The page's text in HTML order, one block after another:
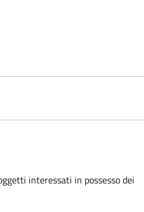
interessati in possesso dei